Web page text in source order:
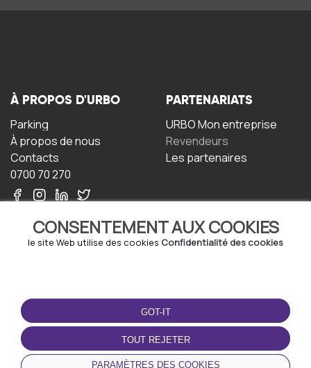
CONSENTEMENT AUX COOKIES
le site Web utilise des cookies Confidentialité des cookies
GOT-IT
TOUT REJETER
PARAMÈTRES DES COOKIES
À PROPOS D'URBO
Parking
À propos de nous
Contacts
0700 70 270
PARTENARIATS
URBO Mon entreprise
Revendeurs
Les partenaires
TERMS-OF-USE
Termes et conditions
Politique de confidentialité
Politique relative aux
cookies
TÉLÉCHARGEZ
L'APPLICATION